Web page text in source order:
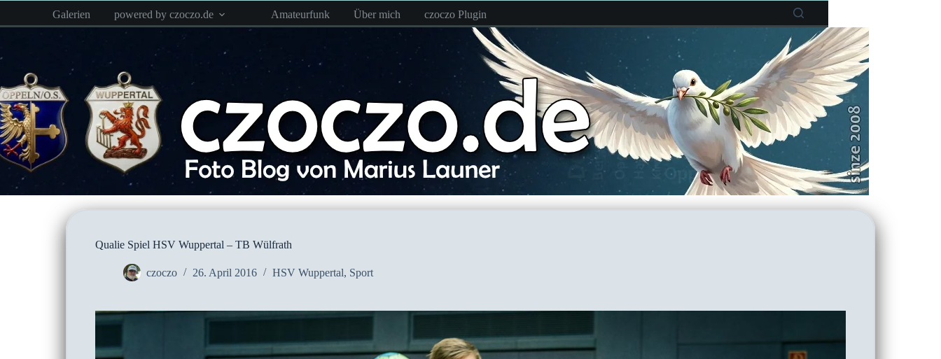
springen
Galerien powered by czoczo.de Amateurfunk Über mich czoczo Plugin
Qualie Spiel HSV Wuppertal – TB Wülfrath
czoczo 26. April 2016 HSV Wuppertal, Sport